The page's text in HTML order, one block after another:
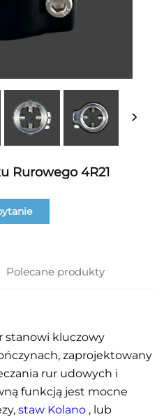
Rurowego 4R21
Polecane produkty
stanowi kluczowy
zaprojektowany
rur udowych i
funkcją jest mocne
staw Kolano , lub